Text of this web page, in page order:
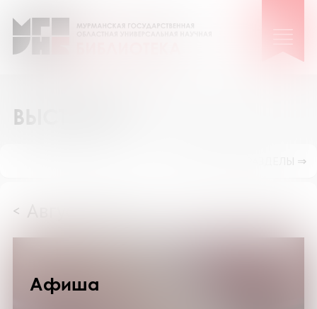
Афиша
ВЫСТАВКИ
< Август 2026
ПОКАЗАТЬ ПОДРАЗДЕЛЫ ⇒